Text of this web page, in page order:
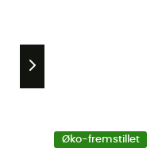
Øko-fremstillet